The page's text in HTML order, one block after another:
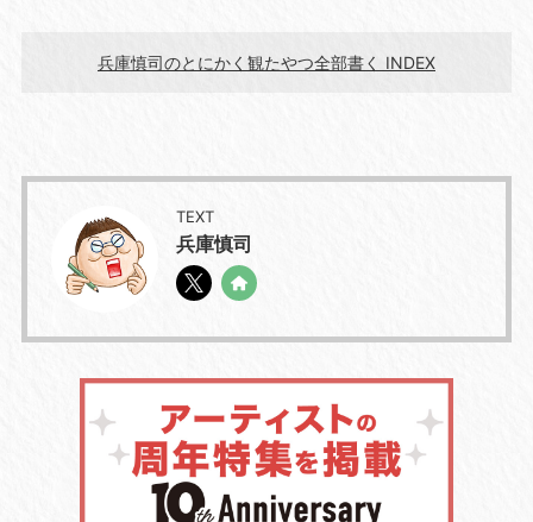
兵庫慎司のとにかく観たやつ全部書く INDEX
TEXT
兵庫慎司